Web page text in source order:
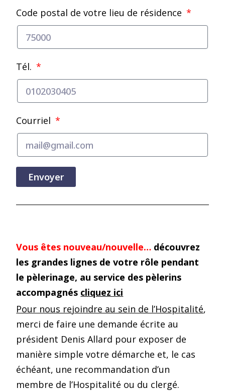
Code postal de votre lieu de résidence
Tél.
Courriel
Envoyer
Vous êtes nouveau/nouvelle… découvrez
les grandes lignes de votre rôle pendant
le pèlerinage, au service des pèlerins
accompagnés cliquez ici
Pour nous rejoindre au sein de l’Hospitalité,
merci de faire une demande écrite au
président Denis Allard pour exposer de
manière simple votre démarche et, le cas
échéant, une recommandation d’un
membre de l’Hospitalité ou du clergé.